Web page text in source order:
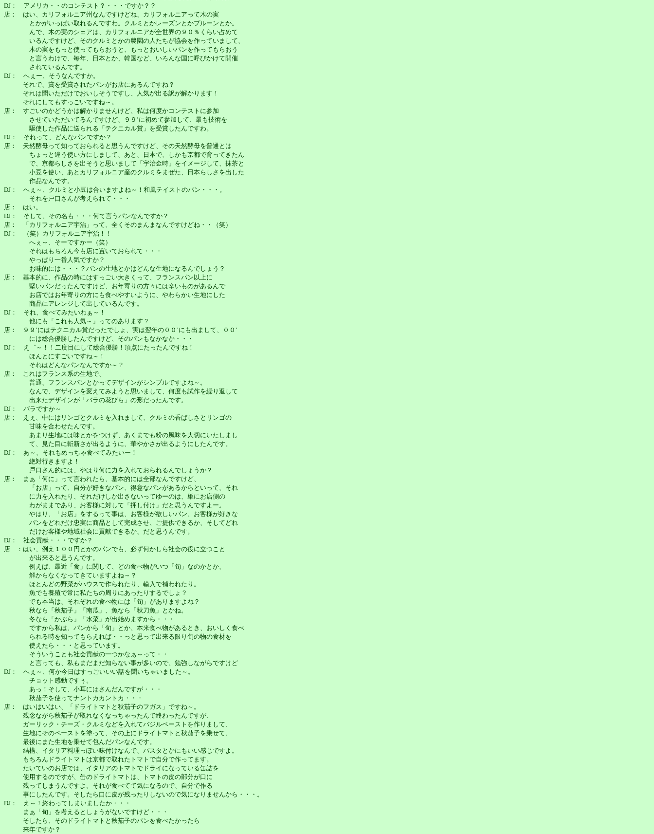
DJ： アメリカ・・のコンテスト？・・・ですか？？
店： はい、カリフォルニア州なんですけどね、カリフォルニアって木の実
とかがいっぱい取れるんですわ。クルミとかレーズンとかプルーンとか。
んで、木の実のシェアは、カリフォルニアが全世界の９０％くらい占めて
いるんですけど、そのクルミとかの農園の人たちが協会を作っていまして、
木の実をもっと使ってもらおうと、もっとおいしいパンを作ってもらおう
と言うわけで、毎年、日本とか、韓国など、いろんな国に呼びかけて開催
されているんです。
DJ： へぇー、そうなんですか。
それで、賞を受賞されたパンがお店にあるんですね？
それは聞いただけでおいしそうですし、人気が出る訳が解かります！
それにしてもすっごいですね～。
店： すごいのかどうかは解かりませんけど、私は何度かコンテストに参加
させていただいてるんですけど、９９’に初めて参加して、最も技術を
駆使した作品に送られる「テクニカル賞」を受賞したんですわ。
DJ： それって、どんなパンですか？
店： 天然酵母って知っておられると思うんですけど、その天然酵母を普通とは
ちょっと違う使い方にしまして、あと、日本で、しかも京都で育ってきたん
で、京都らしさを出そうと思いまして「宇治金時」をイメージして、抹茶と
小豆を使い、あとカリフォルニア産のクルミをまぜた、日本らしさを出した
作品なんです。
DJ： へぇ～、クルミと小豆は合いますよね～！和風テイストのパン・・・。
それを戸口さんが考えられて・・・
店： はい。
DJ： そして、その名も・・・何て言うパンなんですか？
店： 「カリフォルニア宇治」って、全くそのまんまなんですけどね・・（笑）
DJ： （笑）カリフォルニア宇治！！
へぇ～、そーですかー（笑）
それはもちろん今も店に置いておられて・・・
やっぱり一番人気ですか？
お味的には・・・？パンの生地とかはどんな生地になるんでしょう？
店： 基本的に、作品の時にはすっごい大きくって、フランスパン以上に
堅いパンだったんですけど、お年寄りの方々には辛いものがあるんで
お店ではお年寄りの方にも食べやすいように、やわらかい生地にした
商品にアレンジして出しているんです。
DJ： それ、食べてみたいわぁ～！
他にも「これも人気～」ってのあります？
店： ９９’にはテクニカル賞だったでしょ、実は翌年の００’にも出まして、００’
には総合優勝したんですけど、そのパンもなかなか・・・
DJ： え゛～！！二度目にして総合優勝！頂点にたったんですね！
ほんとにすごいですね～！
それはどんなパンなんですか～？
店： これはフランス系の生地で、
普通、フランスパンとかってデザインがシンプルですよね～。
なんで、デザインを変えてみようと思いまして、何度も試作を繰り返して
出来たデザインが「バラの花びら」の形だったんです。
DJ： バラですか～
店： えぇ、中にはリンゴとクルミを入れまして、クルミの香ばしさとリンゴの
甘味を合わせたんです。
あまり生地には味とかをつけず、あくまでも粉の風味を大切にいたしまし
て、見た目に斬新さが出るように、華やかさが出るようにしたんです。
DJ： あ～、それもめっちゃ食べてみたいー！
絶対行きますよ！
戸口さん的には、やはり何に力を入れておられるんでしょうか？
店： まぁ「何に」って言われたら、基本的には全部なんですけど、
「お店」って、自分が好きなパン、得意なパンがあるからといって、それ
に力を入れたり、それだけしか出さないってゆーのは、単にお店側の
わがままであり、お客様に対して「押し付け」だと思うんですよー。
やはり、「お店」をするって事は、お客様が欲しいパン、お客様が好きな
パンをどれだけ忠実に商品として完成させ、ご提供できるか、そしてどれ
だけお客様や地域社会に貢献できるか、だと思うんです。
DJ： 社会貢献・・・ですか？
店 ：はい、例え１００円とかのパンでも、必ず何かしら社会の役に立つこと
が出来ると思うんです。
例えば、最近「食」に関して、どの食べ物がいつ「旬」なのかとか、
解からなくなってきていますよね～？
ほとんどの野菜がハウスで作られたり、輸入で補われたり。
魚でも養殖で常に私たちの周りにあったりするでしょ？
でも本当は、それぞれの食べ物には「旬」がありますよね？
秋なら「秋茄子」「南瓜」、魚なら「秋刀魚」とかね。
冬なら「かぶら」「水菜」が出始めますから・・・
ですから私は、パンから「旬」とか、本来食べ物があるとき、おいしく食べ
られる時を知ってもらえれば・・っと思って出来る限り旬の物の食材を
使えたら・・・と思っています。
そういうことも社会貢献の一つかなぁ～って・・
と言っても、私もまだまだ知らない事が多いので、勉強しながらですけど
DJ： へぇ～、何か今日はすっごいいい話を聞いちゃいました～。
チョット感動ですぅ。
あっ！そして、小耳にはさんだんですが・・・
秋茄子を使ってナントカカントカ・・・
店： はいはいはい、「ドライトマトと秋茄子のフガス」ですね～。
残念ながら秋茄子が取れなくなっちゃったんで終わったんですが、
ガーリック・チーズ・クルミなどを入れてバジルペーストを作りまして、
生地にそのペーストを塗って、その上にドライトマトと秋茄子を乗せて、
最後にまた生地を乗せて包んだパンなんです。
結構、イタリア料理っぽい味付けなんで、パスタとかにもいい感じですよ。
もちろんドライトマトは京都で取れたトマトで自分で作ってます。
たいていのお店では、イタリアのトマトでドライになっている缶詰を
使用するのですが、缶のドライトマトは、トマトの皮の部分が口に
残ってしまうんですよ。それが食べてて気になるので、自分で作る
事にしたんです。そしたら口に皮が残ったりしないので気になりませんから・・・。
DJ： え～！終わってしまいましたか・・・
まぁ「旬」を考えるとしょうがないですけど・・・
そしたら、そのドライトマトと秋茄子のパンを食べたかったら
来年ですか？